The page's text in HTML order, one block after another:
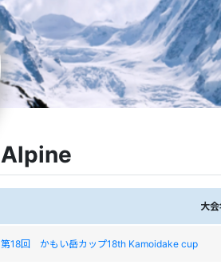
Alpine
大会
第18回 かもい岳カップ18th Kamoidake cup